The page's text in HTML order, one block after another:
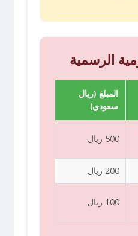
الرسمية
المبلغ (ريال
سعودي)
500 ريال
200 ريال
100 ريال